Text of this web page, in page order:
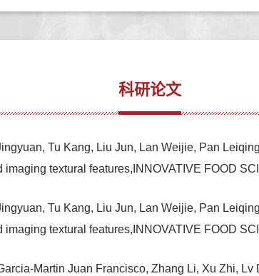
科研论文
Tu Kang, Liu Jun, Lan Weijie, Pan
imaging textural features,INNOVATIVE FOOD
Tu Kang, Liu Jun, Lan Weijie, Pan
imaging textural features,INNOVATIVE FOOD
Martin Juan Francisco, Zhang Li, Xu Zhi,